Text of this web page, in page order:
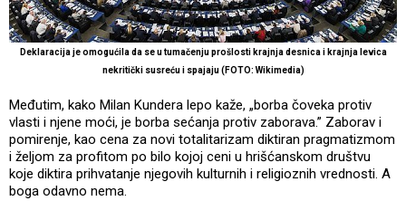
Deklaracija je omogućila da se u tumačenju prošlosti krajnja desnica i krajnja levica
nekritički susreću i spajaju (FOTO: Wikimedia)
Međutim, kako Milan Kundera lepo kaže, „borba čoveka protiv
vlasti i njene moći, je borba sećanja protiv zaborava.” Zaborav i
pomirenje, kao cena za novi totalitarizam diktiran pragmatizmom
i željom za profitom po bilo kojoj ceni u hrišćanskom društvu
koje diktira prihvatanje njegovih kulturnih i religioznih vrednosti. A
boga odavno nema.